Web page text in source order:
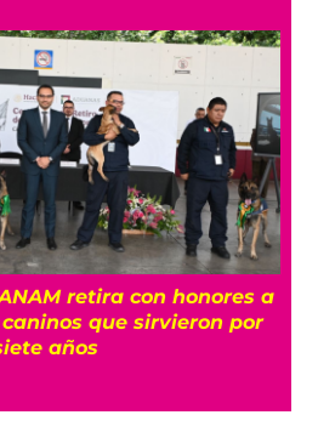
retira con honores a
que sirvieron por
años